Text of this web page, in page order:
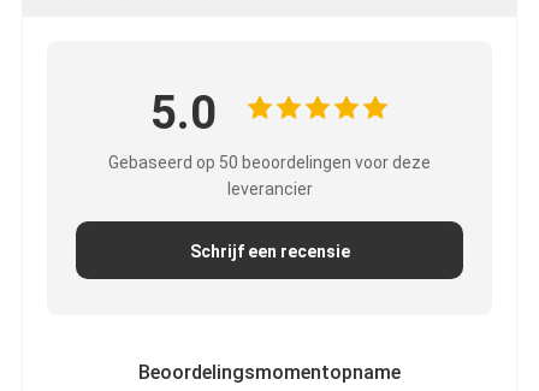
Folie Onder ogen gezien Kraftpapier-Document
De Doek van de aluminiumfolieglasvezel
De Band van het foliegrof linnen
De Band van de doekbuis
5.0
Gebaseerd op 50 beoordelingen voor deze
leverancier
Schrijf een recensie
Beoordelingsmomentopname